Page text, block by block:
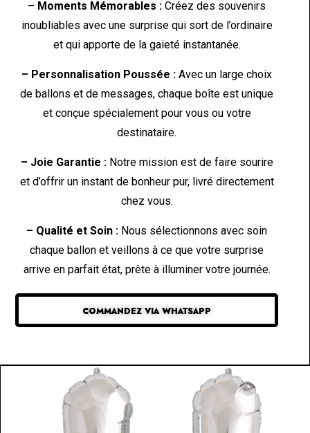
– Moments Mémorables : Créez des souvenirs
inoubliables avec une surprise qui sort de l’ordinaire
et qui apporte de la gaieté instantanée.
– Personnalisation Poussée : Avec un large choix
de ballons et de messages, chaque boîte est unique
et conçue spécialement pour vous ou votre
destinataire.
– Joie Garantie :Notre mission est de faire sourire
et d’offrir un instant de bonheur pur, livré directement
chez vous.
– Qualité et Soin : Nous sélectionnons avec soin
chaque ballon et veillons à ce que votre surprise
arrive en parfait état, prête à illuminer votre journée.
COMMANDEZ VIA WHATSAPP